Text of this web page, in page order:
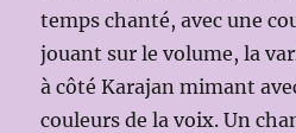
temps chanté, avec une
jouant sur le volume, la
à côté Karajan mimant
couleurs de la voix. Un